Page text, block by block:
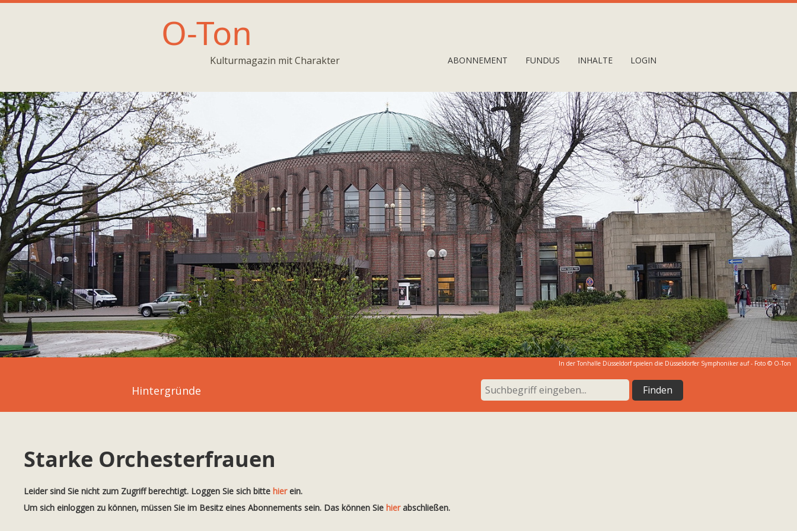
O-Ton
Kulturmagazin mit Charakter ABONNEMENT FUNDUS INHALTE LOGIN
In der Tonhalle Düsseldorf spielen die Düsseldorfer Symphoniker auf - Foto © O-Ton
Hintergründe
Starke Orchesterfrauen
Leider sind Sie nicht zum Zugriff berechtigt. Loggen Sie sich bitte hierein.
Um sich einloggen zu können, müssen Sie im Besitz eines Abonnements sein. Das können Sie hierabschließen.